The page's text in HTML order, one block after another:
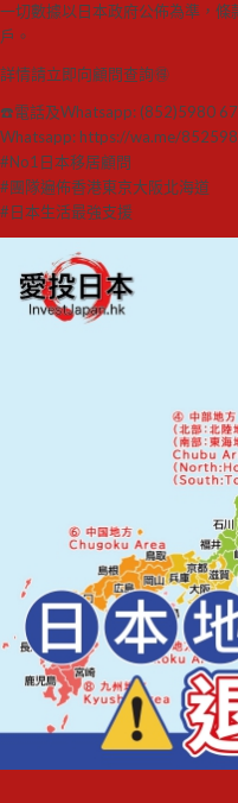
一切數據以日本政府公佈為準，
戶。
詳情請立即向顧問查詢🉐
☎️電話及Whatsapp: (852)5980
Whatsapp: https://wa.me/
#No1日本移居顧問
#團隊遍佈香港東京大阪北海道
#日本生活最強支援